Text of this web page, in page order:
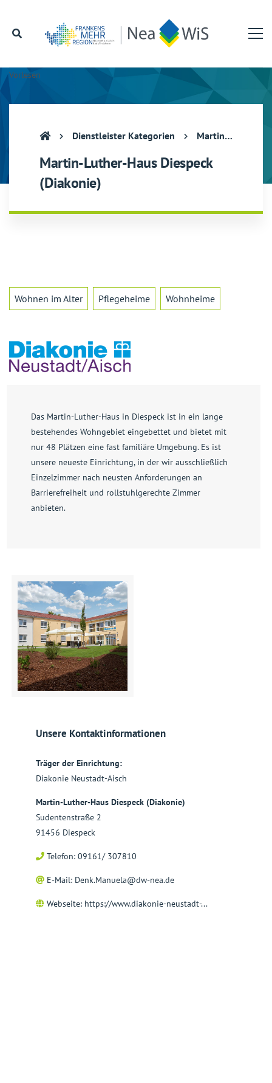
Vorlesen
Dienstleister Kategorien Martin-Luther-Haus Diespeck (Diakonie)
Martin-Luther-Haus Diespeck
(Diakonie)
Wohnen im Alter Pflegeheime Wohnheime
Das Martin-Luther-Haus in Diespeck ist in ein lange
bestehendes Wohngebiet eingebettet und bietet mit
nur 48 Plätzen eine fast familiäre Umgebung. Es ist
unsere neueste Einrichtung, in der wir ausschließlich
Einzelzimmer nach neusten Anforderungen an
Barrierefreiheit und rollstuhlgerechte Zimmer
anbieten.
Unsere Kontaktinformationen
Träger der Einrichtung:
Diakonie Neustadt-Aisch
Martin-Luther-Haus Diespeck (Diakonie)
Sudentenstraße 2
91456 Diespeck
Telefon: 09161/ 307810
E-Mail: Denk.Manuela@dw-nea.de
Webseite: https://www.diakonie-neustadt-...